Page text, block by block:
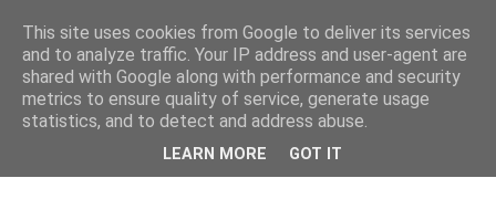
Arno Bouwens Blog
Updates over JobXS, Inzet Innovatie, Sport Apps en andere
intiatieven op gebied van internet en media die mijn pad
This site uses cookies from Google to deliver its services
and to analyze traffic. Your IP address and user-agent are
shared with Google along with performance and security
metrics to ensure quality of service, generate usage
statistics, and to detect and address abuse.
LEARN MORE GOT IT